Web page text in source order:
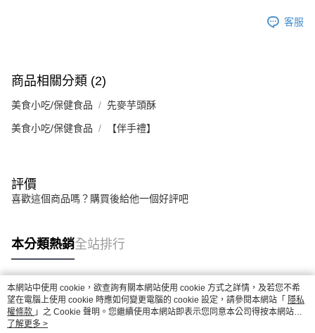
客服
商品相關分類 (2)
美食小吃/保健食品 先麥芋頭酥
美食小吃/保健食品 【伴手禮】
評價
喜歡這個商品嗎？購買後給他一個好評吧
本分類熱銷全站排行
熱門標籤
本網站中使用 cookie，欲查詢有關本網站使用 cookie 方式之詳情，及若您不希
望在電腦上使用 cookie 時應如何變更電腦的 cookie 設定，請參閱本網站「 隱私
權條款 」之 Cookie 聲明。您繼續使用本網站即表示您同意本公司得按本網站使
用條款之 Cookie 聲明使用 cookie。
了解更多 >